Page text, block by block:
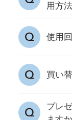
化があ
用方
問題
が理想
使用
特定の
の伸縮
買い
生地の
プレ